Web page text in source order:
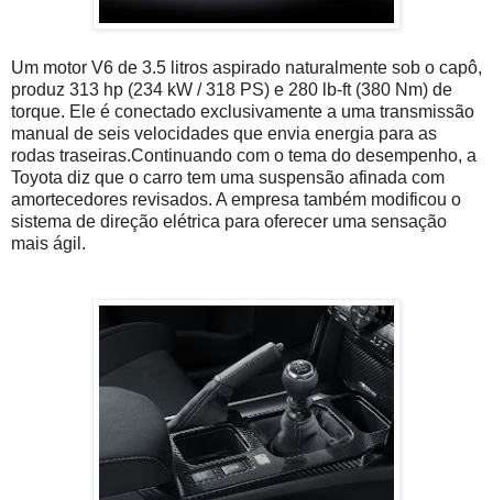
Um motor V6 de 3.5 litros aspirado naturalmente sob o capô,
produz 313 hp (234 kW / 318 PS) e 280 lb-ft (380 Nm) de
torque. Ele é conectado exclusivamente a uma transmissão
manual de seis velocidades que envia energia para as
rodas traseiras.Continuando com o tema do desempenho, a
Toyota diz que o carro tem uma suspensão afinada com
amortecedores revisados. A empresa também modificou o
sistema de direção elétrica para oferecer uma sensação
mais ágil.